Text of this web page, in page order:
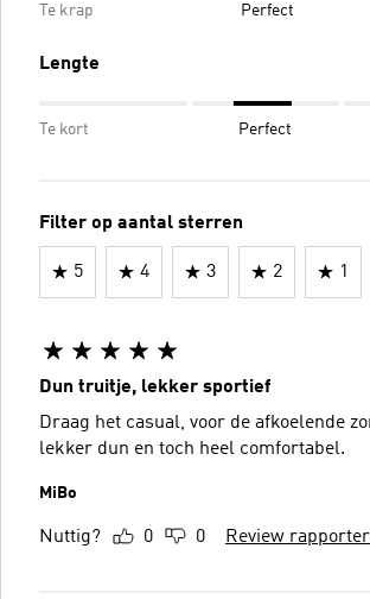
Te krap Perfect
Lengte
Te kort Perfect
Filter op aantal sterren
5 4 3 2 1
Dun truitje, lekker sportief
Draag het casual, voor de afkoelende
lekker dun en toch heel comfortabel.
MiBo
Nuttig? 0 0 Review